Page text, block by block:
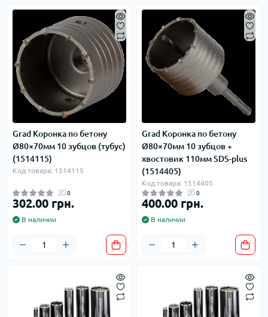
Grad Коронка по бетону
Ø80×70мм 10 зубцов (тубус)
(1514115)
Код товара: 1514115
0
302.00 грн.
В наличии
Grad Коронка по бетону
Ø80×70мм 10 зубцов +
хвостовик 110мм SDS-plus
(1514405)
Код товара: 1514405
0
400.00 грн.
В наличии